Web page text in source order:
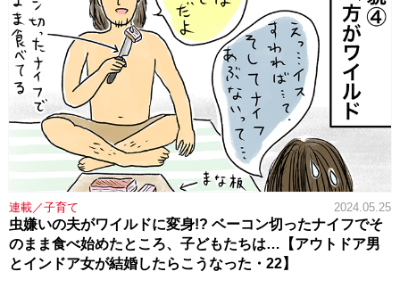
連載／子育て 2024.05.25
虫嫌いの夫がワイルドに変身!? ベーコン切ったナイフでそ
のまま食べ始めたところ、子どもたちは…【アウトドア男
とインドア女が結婚したらこうなった・22】